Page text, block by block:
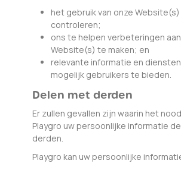
het gebruik van onze
controleren;
ons te helpen verbeteringen
Website(s) te maken; en
relevante informatie en
mogelijk gebruikers te bieden.
Delen met derden
Er zullen gevallen zijn waarin het
Playgro uw persoonlijke informatie
derden.
Playgro kan uw persoonlijke